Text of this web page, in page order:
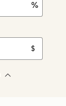
%
$